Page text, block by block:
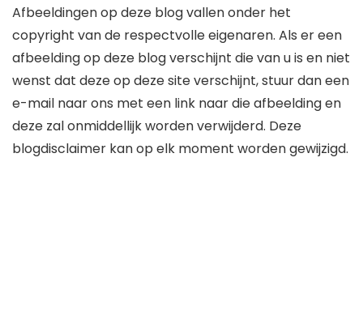
Afbeeldingen op deze blog vallen onder het
copyright van de respectvolle eigenaren. Als er een
afbeelding op deze blog verschijnt die van u is en niet
wenst dat deze op deze site verschijnt, stuur dan een
e-mail naar ons met een link naar die afbeelding en
deze zal onmiddellijk worden verwijderd. Deze
blogdisclaimer kan op elk moment worden gewijzigd.